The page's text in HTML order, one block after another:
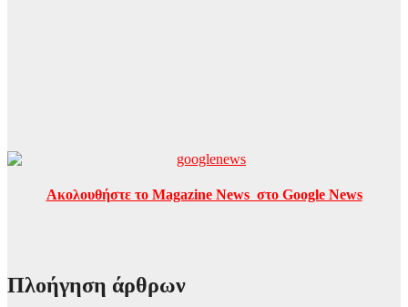
Ακολουθήστε το Magazine News στο Google News
Πλοήγηση άρθρων